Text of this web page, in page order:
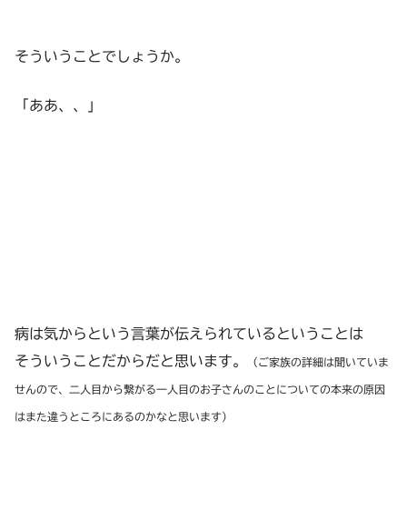
そういうことでしょうか。
「ああ、、」
病は気からという言葉が伝えられているということは
そういうことだからだと思います。
（ご家族の詳細は聞いていま
せんので、二人目から繋がる一人目のお子さんのことについての本来の原因
はまた違うところにあるのかなと思います）